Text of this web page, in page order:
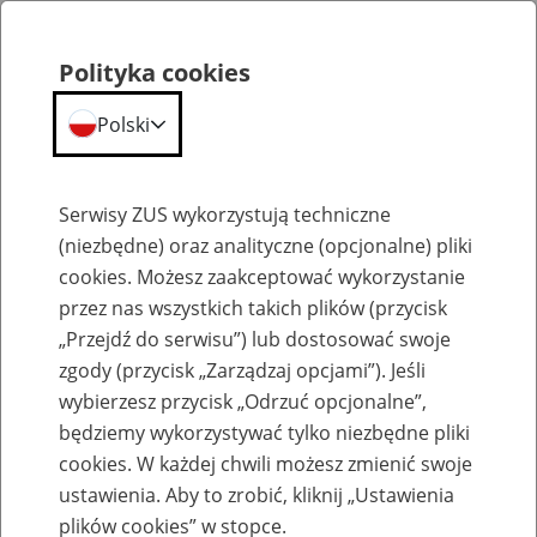
Aktualności
Inne
maja
Polityka cookies
Polski
Serwisy ZUS wykorzystują techniczne
(niezbędne) oraz analityczne (opcjonalne) pliki
cookies. Możesz zaakceptować wykorzystanie
przez nas wszystkich takich plików (przycisk
„Przejdź do serwisu”) lub dostosować swoje
zgody (przycisk „Zarządzaj opcjami”). Jeśli
wybierzesz przycisk „Odrzuć opcjonalne”,
będziemy wykorzystywać tylko niezbędne pliki
cookies. W każdej chwili możesz zmienić swoje
ustawienia. Aby to zrobić, kliknij „Ustawienia
plików cookies” w stopce.